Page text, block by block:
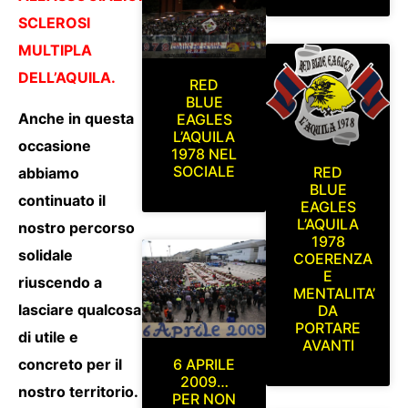
SCLEROSI
MULTIPLA
DELL’AQUILA.
Anche in questa
occasione
abbiamo
continuato il
nostro percorso
solidale
riuscendo a
lasciare qualcosa
di utile e
concreto per il
nostro territorio.
RED
BLUE
EAGLES
L’AQUILA
1978 NEL
SOCIALE
6 APRILE
2009…
PER NON
RED
BLUE
EAGLES
L’AQUILA
1978
COERENZA
E
MENTALITA’
DA
PORTARE
AVANTI